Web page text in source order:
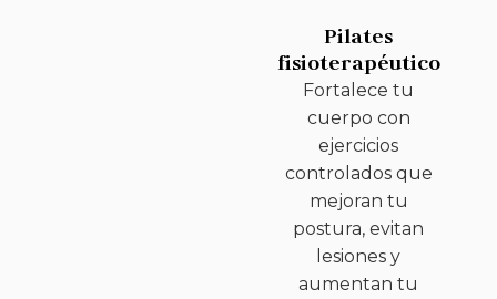
Pilates
fisioterapéutico
Fortalece tu
cuerpo con
ejercicios
controlados que
mejoran tu
postura, evitan
lesiones y
aumentan tu